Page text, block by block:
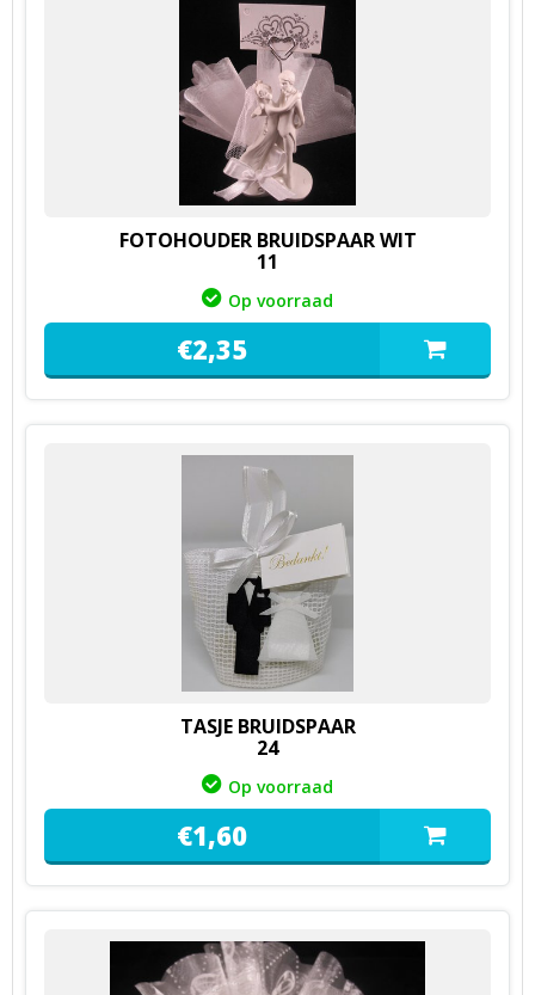
FOTOHOUDER BRUIDSPAAR WIT
11
Op voorraad
€2,35
TASJE BRUIDSPAAR
24
Op voorraad
€1,60